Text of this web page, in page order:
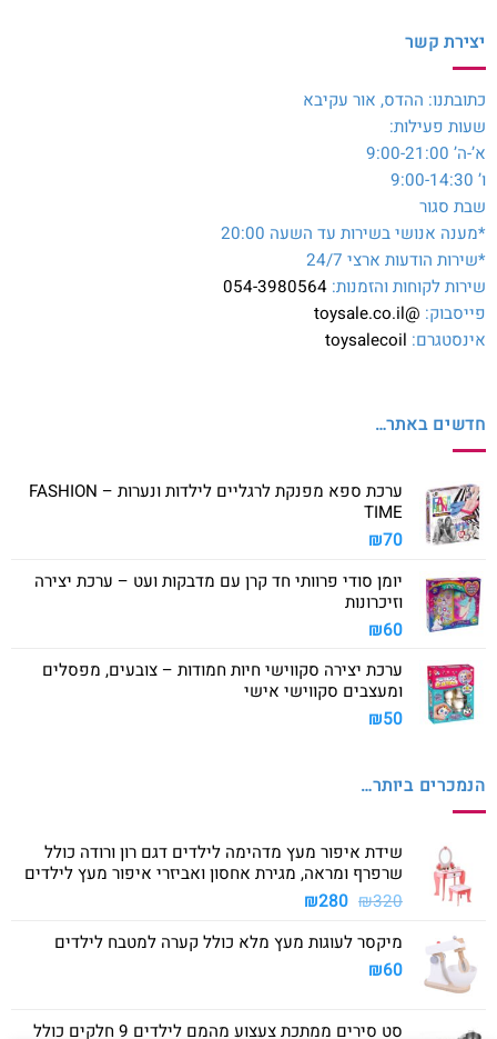
יצירת קשר
כתובתנו: ההדס, אור עקיבא
שעות פעילות:
א’-ה’ 9:00-21:00
ו’ 9:00-14:30
שבת סגור
*מענה אנושי בשירות עד השעה 20:00
*שירות הודעות ארצי 24/7
שירות לקוחות והזמנות: 054-3980564
פייסבוק: @toysale.co.il
אינסטגרם: toysalecoil
חדשים באתר…
ערכת ספא מפנקת לרגליים לילדות ונערות – FASHION
TIME
₪70
יומן סודי פרוותי חד קרן עם מדבקות ועט – ערכת יצירה
וזיכרונות
₪60
ערכת יצירה סקווישי חיות חמודות – צובעים, מפסלים
ומעצבים סקווישי אישי
₪50
הנמכרים ביותר…
שידת איפור מעץ מדהימה לילדים דגם רון ורודה כולל
שרפרף ומראה, מגירת אחסון ואביזרי איפור מעץ לילדים
₪320
המחיר
היה:
₪280 המחיר
הוא:
מיקסר לעוגות מעץ מלא כולל קערה למטבח לילדים
₪60
סט סירים ממתכת צעצוע מהמם לילדים 9 חלקים כולל